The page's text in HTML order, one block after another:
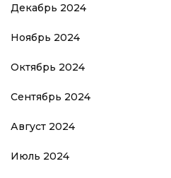
Декабрь 2024
Ноябрь 2024
Октябрь 2024
Сентябрь 2024
Август 2024
Июль 2024